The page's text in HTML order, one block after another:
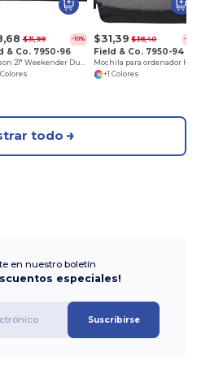
$31,99 -10%
& Co. 7950-96
Colores
$31,39 $38,40 -18%
Field & Co. 7950-94
+1 Colores
todo
en nuestro boletín
especiales!
Suscribirse